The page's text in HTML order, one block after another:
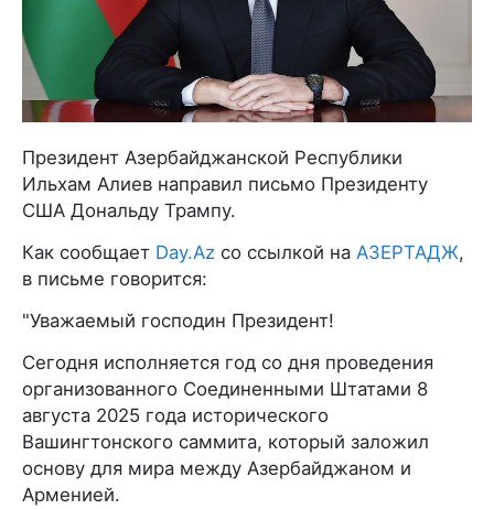
Президент Азербайджанской Республики
Ильхам Алиев направил письмо Президенту
США Дональду Трампу.
Как сообщает Day.Az со ссылкой на АЗЕРТАДЖ,
в письме говорится:
"Уважаемый господин Президент!
Сегодня исполняется год со дня проведения
организованного Соединенными Штатами 8
августа 2025 года исторического
Вашингтонского саммита, который заложил
основу для мира между Азербайджаном и
Арменией.